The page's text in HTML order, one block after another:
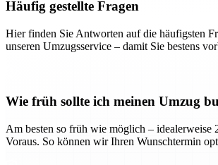
Häufig gestellte Fragen
Hier finden Sie Antworten auf die häufigsten
unseren Umzugsservice – damit Sie bestens
Wie früh sollte ich meinen Umzug
Am besten so früh wie möglich – idealerweise
Voraus. So können wir Ihren Wunschtermin